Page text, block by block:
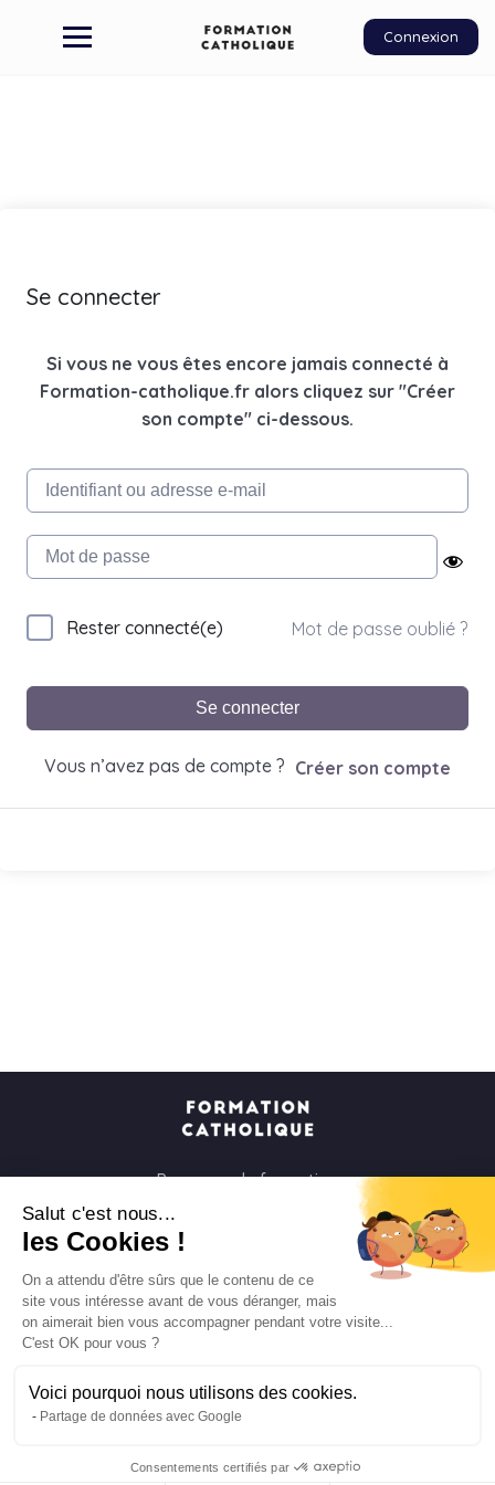
Salut c'est nous...
les Cookies !
On a attendu d'être sûrs que le contenu de ce
site vous intéresse avant de vous déranger, mais
on aimerait bien vous accompagner pendant votre visite...
C'est OK pour vous ?
Voici pourquoi nous utilisons des cookies.
Partage de données avec Google
Consentements certifiés par
Connexion
Se connecter
Si vous ne vous êtes encore jamais connecté à
Formation-catholique.fr alors cliquez sur "Créer
son compte" ci-dessous.
Rester connecté(e) Mot de passe oublié ?
Se connecter
Vous n’avez pas de compte ? Créer son compte
Parcours de formation
Parcours spirituels
Les groupes et paroisses
Mentions légales